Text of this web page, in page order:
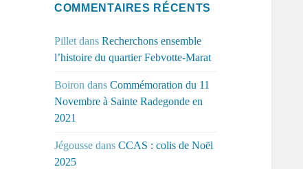
COMMENTAIRES RÉCENTS
Pillet dansRecherchons ensemble
l’histoire du quartier Febvotte-Marat
Boiron dansCommémoration du 11
Novembre à Sainte Radegonde en
2021
Jégousse dansCCAS : colis de Noël
2025